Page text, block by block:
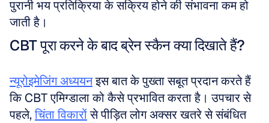
पुरानी भय प्रतिक्रिया के सक्रिय होने की संभावना कम हो
जाती है।
CBT पूरा करने के बाद ब्रेन स्कैन क्या दिखाते हैं?
न्यूरोइमेजिंग अध्ययन इस बात के पुख्ता सबूत प्रदान करते हैं
कि CBT एमिग्डाला को कैसे प्रभावित करता है। उपचार से
पहले, चिंता विकारों से पीड़ित लोग अक्सर खतरे से संबंधित